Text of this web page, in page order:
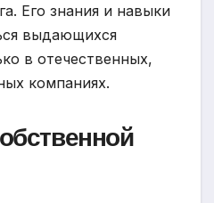
Его знания и навыки
выдающихся
в отечественных,
компаниях.